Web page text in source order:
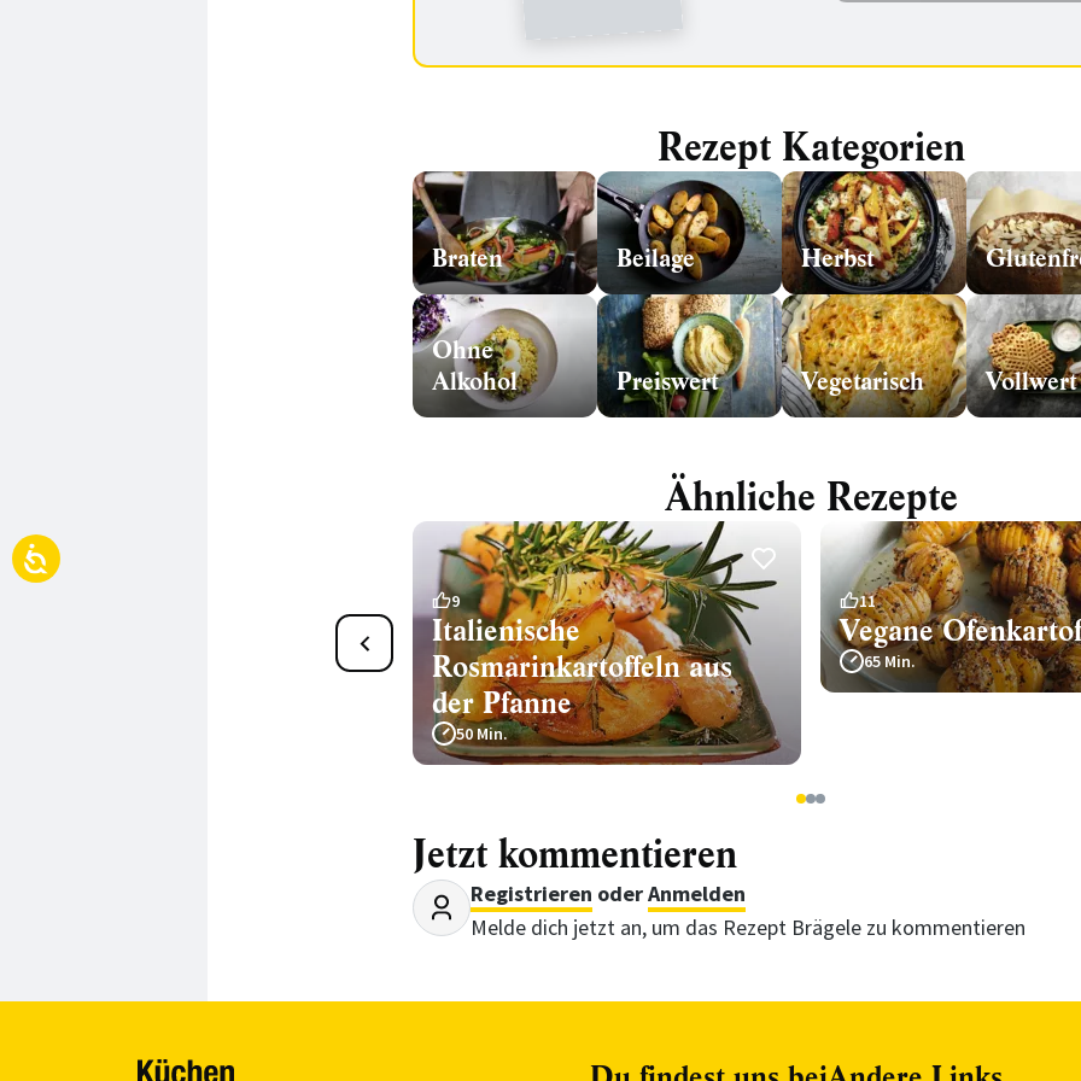
Rezept Kategorien
Braten Beilage Herbst
Ohne
Alkohol
Preiswert Vegetarisch Vollwert
Ähnliche Rezepte
Bratsellerie mit Rosmarin
9
Italienische
Rosmarinkartoffeln aus
der Pfanne
50 Min.
11
Vegane
65 Min.
123
Jetzt kommentieren
Registrieren oderAnmelden
Melde dich jetzt an, um das Rezept Brägele zu kommentieren